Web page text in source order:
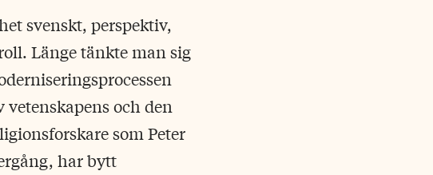
svenskt, perspektiv,
Länge tänkte man sig
och den
som Peter
har bytt